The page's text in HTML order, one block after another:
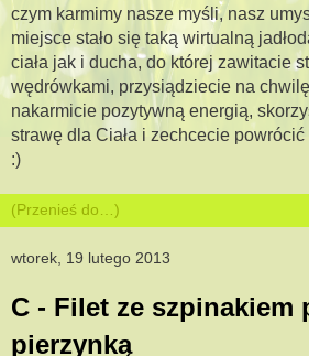
czym karmimy nasze myśli, nasz
miejsce stało się taką wirtualną
ciała jak i ducha, do której zawitacie
wędrówkami, przysiądziecie na
nakarmicie pozytywną energią,
strawę dla Ciała i zechcecie
:)
wtorek, 19 lutego 2013
C - Filet ze szpinakiem
pierzynką